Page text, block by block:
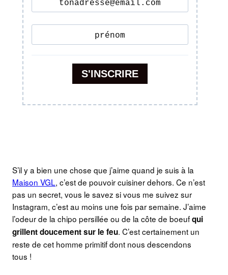
S’il y a bien une chose que j’aime quand je suis à la
Maison VGL, c’est de pouvoir cuisiner dehors. Ce n’est
pas un secret, vous le savez si vous me suivez sur
Instagram, c’est au moins une fois par semaine. J’aime
l’odeur de la chipo persillée ou de la côte de boeufqui
grillent doucement sur le feu. C’est certainement un
reste de cet homme primitif dont nous descendons
tous !